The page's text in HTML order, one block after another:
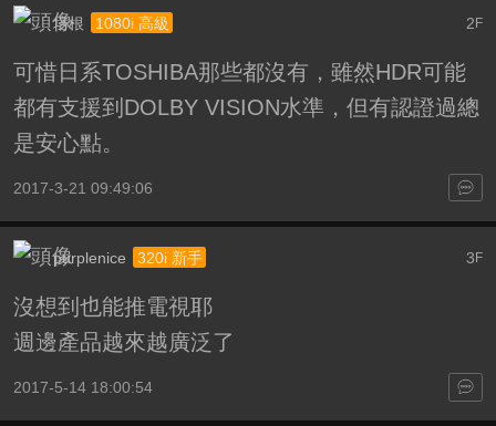
2 F
培根 1080i 高級
可惜日系TOSHIBA那些都沒有，雖然HDR可能
都有支援到DOLBY VISION水準，但有認證過總
是安心點。
2017-3-21 09:49:06
3 F
purplenice 320i 新手
沒想到也能推電視耶
週邊產品越來越廣泛了
2017-5-14 18:00:54